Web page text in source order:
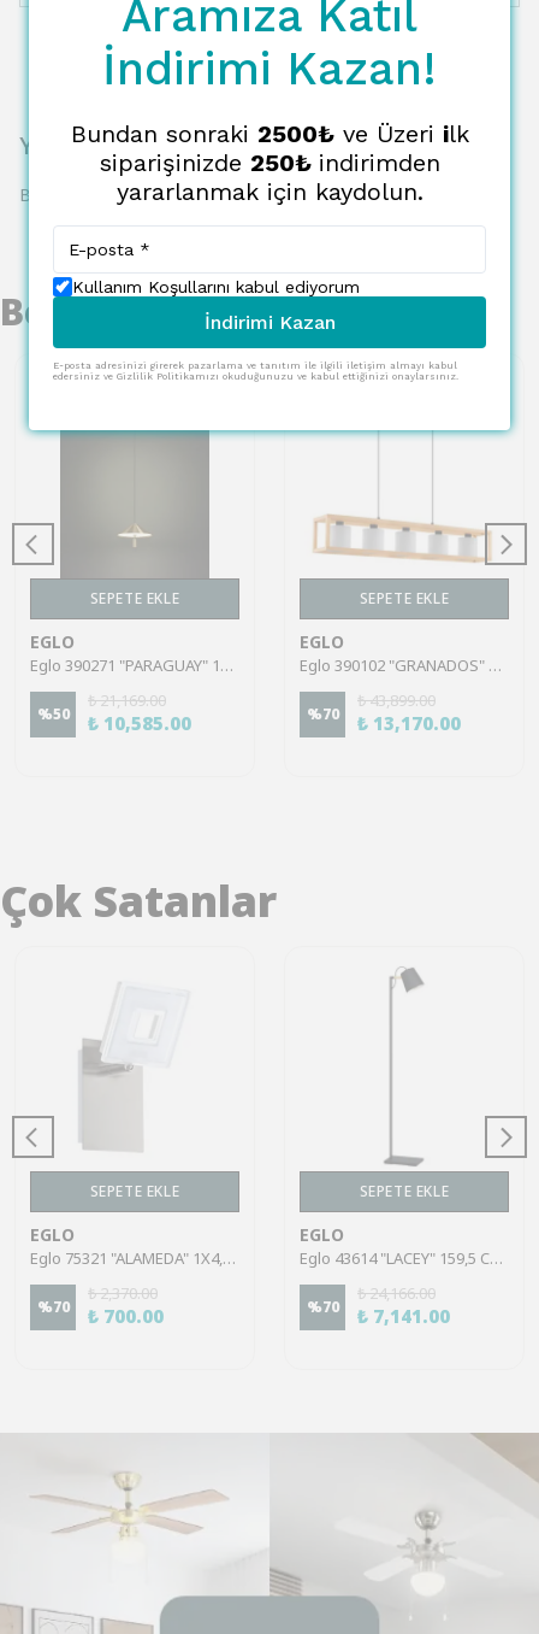
Yorumlar
Bu ürün için henüz yorum yapılmamış.
Benzer Ürünler
SEPETE EKLE
EGLO
Eglo 390271 "PARAGUAY" 150 Cm Yüksekliğinde Çelik Siyah, Fırçalanmış Pirinç Sarkıt Avize
%50
₺ 21,169.00
₺ 10,585.00
SEPETE EKLE
EGLO
Eglo 390102 "GRANADOS" 150 Cm Yüksekliğinde Çelik, Ahşap Siyah, Kahverengi Sarkıt Avize
%70
₺ 43,899.00
₺ 13,170.00
Çok Satanlar
SEPETE EKLE
EGLO
Eglo 75321 "ALAMEDA" 1X4,5W Çelik Nikel Mat Sıva Üstü Spot
%70
₺ 2,370.00
₺ 700.00
SEPETE EKLE
EGLO
Eglo 43614 "LACEY" 159,5 Cm Yüksekliğinde Çelik, Ahşap Köşe Lambası Lambader
%70
₺ 24,166.00
₺ 7,141.00
Aramıza Katıl
İndirimi Kazan!
Bundan sonraki 2500₺ve Üzeri ilk
siparişinizde 250₺ indirimden
yararlanmak için kaydolun.
Kullanım Koşullarını kabul ediyorum
İndirimi Kazan
E-posta adresinizi girerek pazarlama ve tanıtım ile ilgili iletişim almayı kabul
edersiniz ve Gizlilik Politikamızı okuduğunuzu ve kabul ettiğinizi onaylarsınız.